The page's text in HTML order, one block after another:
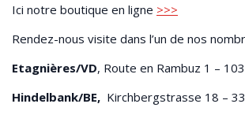
Ici notre boutique en ligne >>>
Rendez-nous visite dans l’un de nos
Etagnières/VD, Route en Rambuz 1 –
Hindelbank/BE, Kirchbergstrasse 18 –